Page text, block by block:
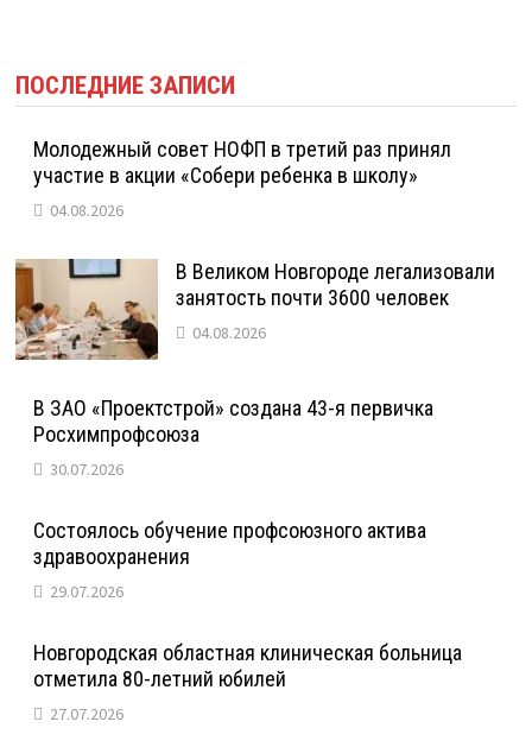
ПОСЛЕДНИЕ ЗАПИСИ
Молодежный совет НОФП в третий раз принял
участие в акции «Собери ребенка в школу»
04.08.2026
В Великом Новгороде легализовали
занятость почти 3600 человек
04.08.2026
В ЗАО «Проектстрой» создана 43-я первичка
Росхимпрофсоюза
30.07.2026
Состоялось обучение профсоюзного актива
здравоохранения
29.07.2026
Новгородская областная клиническая больница
отметила 80-летний юбилей
27.07.2026